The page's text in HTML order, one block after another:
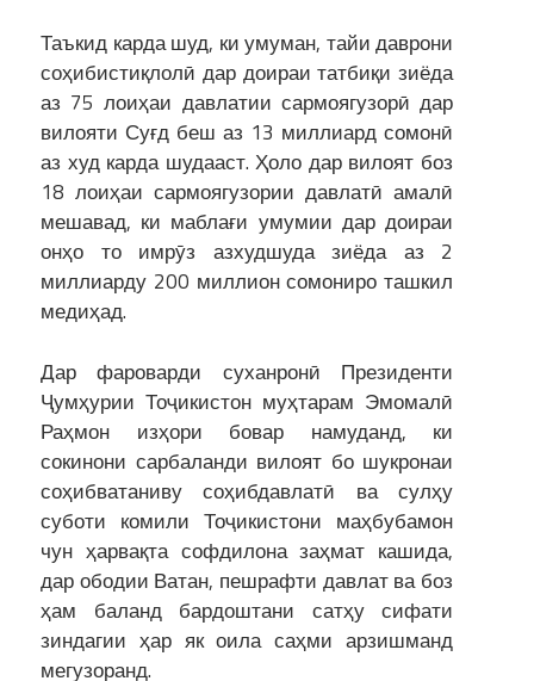
Таъкид карда шуд, ки умуман, тайи даврони
соҳибистиқлолӣ дар доираи татбиқи зиёда
аз 75 лоиҳаи давлатии сармоягузорӣ дар
вилояти Суғд беш аз 13 миллиард сомонӣ
аз худ карда шудааст. Ҳоло дар вилоят боз
18 лоиҳаи сармоягузории давлатӣ амалӣ
мешавад, ки маблағи умумии дар доираи
онҳо то имрӯз азхудшуда зиёда аз 2
миллиарду 200 миллион сомониро ташкил
медиҳад.
Дар фароварди суханронӣ Президенти
Ҷумҳурии Тоҷикистон муҳтарам Эмомалӣ
Раҳмон изҳори бовар намуданд, ки
сокинони сарбаланди вилоят бо шукронаи
соҳибватаниву соҳибдавлатӣ ва сулҳу
суботи комили Тоҷикистони маҳбубамон
чун ҳарвақта софдилона заҳмат кашида,
дар ободии Ватан, пешрафти давлат ва боз
ҳам баланд бардоштани сатҳу сифати
зиндагии ҳар як оила саҳми арзишманд
мегузоранд.